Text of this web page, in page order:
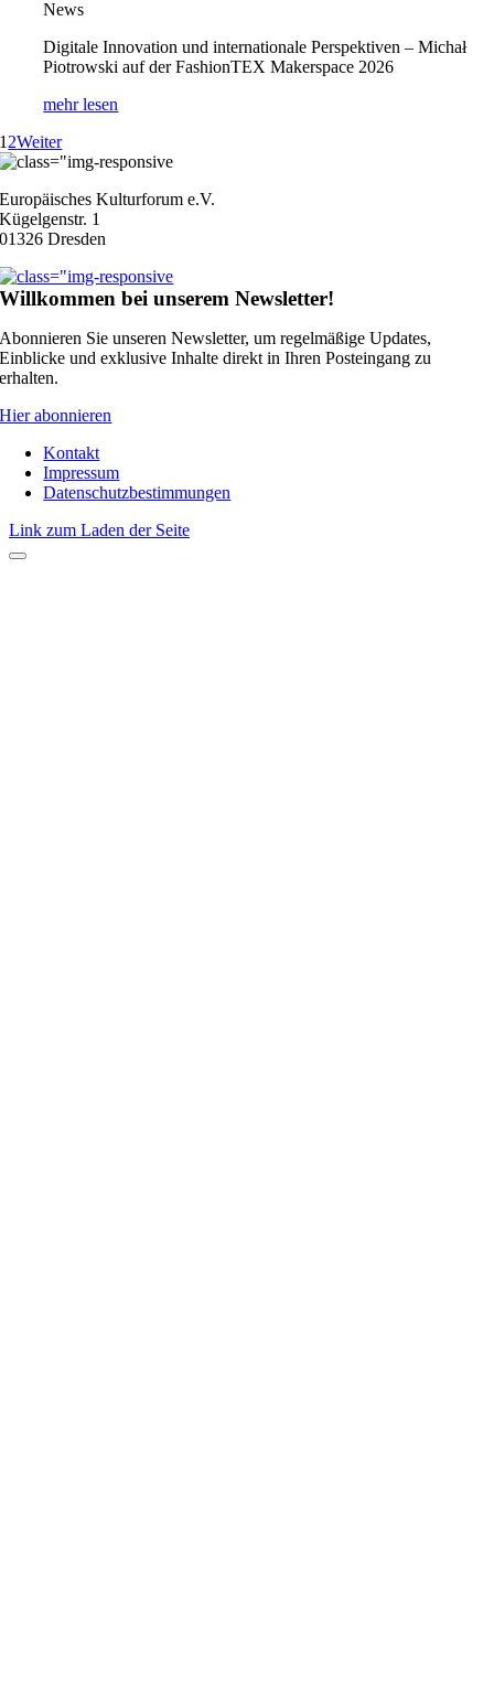
News
Digitale Innovation und internationale Perspektiven – Michał
Piotrowski auf der FashionTEX Makerspace 2026
mehr lesen
1 2Weiter
Europäisches Kulturforum e.V.
Kügelgenstr. 1
01326 Dresden
Willkommen bei unserem Newsletter!
Abonnieren Sie unseren Newsletter, um regelmäßige Updates,
Einblicke und exklusive Inhalte direkt in Ihren Posteingang zu
erhalten.
Hier abonnieren
Kontakt
Impressum
Datenschutzbestimmungen
Link zum Laden der Seite